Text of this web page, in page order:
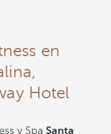
en
Hotel
y Spa Santa